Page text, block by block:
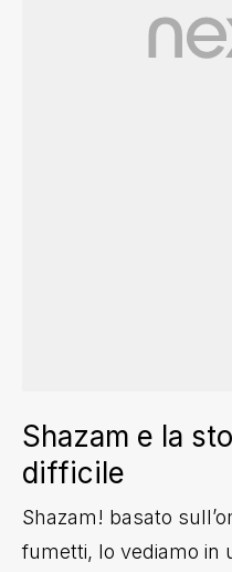
Shazam e la
difficile
Shazam! basato
fumetti, lo vediamo in